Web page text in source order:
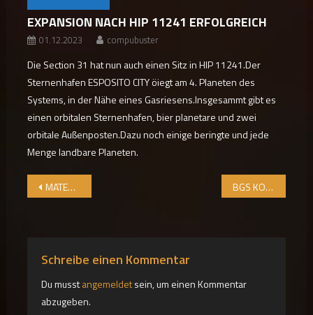
EXPANSION NACH HIP 11241 ERFOLGREICH
01.12.2023 compubuster
Die Section 31 hat nun auch einen Sitz in HIP 11241.Der
Sternenhafen ESPOSITO CITY öiegt am 4. Planeten des
Systems, in der Nähe eines Gasriesens.Insgesammt gibt es
einen orbitalen Sternenhafen, bier planetare und zwei
orbitale Außenposten.Dazu noch einige beringte und jede
Menge landbare Planeten.
Beitragsnavigation
MATERIALIEN FÜR XENO-FRIEDENS-KONVOI BESCHAFFEN BGS KOORDINIERUNGSTOOL ONLINE
Schreibe einen Kommentar
Du musstangemeldetsein, um einen Kommentar
abzugeben.